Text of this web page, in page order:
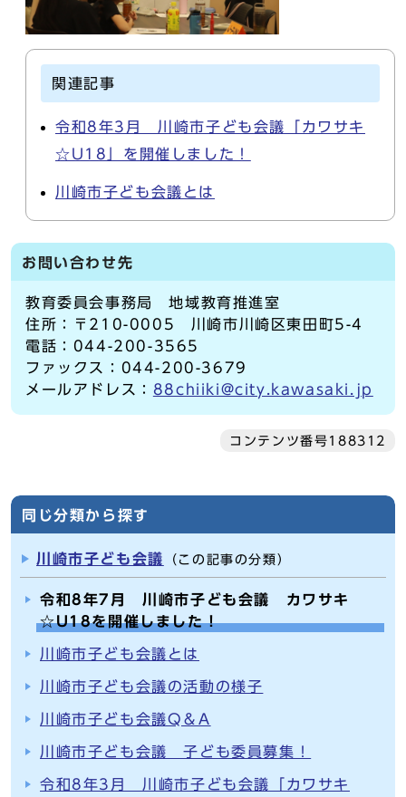
関連記事
令和8年3月 川崎市子ども会議「カワサキ
☆U18」を開催しました！
川崎市子ども会議とは
お問い合わせ先
教育委員会事務局 地域教育推進室
住所：〒210-0005 川崎市川崎区東田町5-4
電話：044-200-3565
ファックス：044-200-3679
メールアドレス： 88chiiki@city.kawasaki.jp
コンテンツ番号188312
同じ分類から探す
川崎市子ども会議 （この記事の分類）
令和8年7月 川崎市子ども会議 カワサキ
☆U18を開催しました！
川崎市子ども会議とは
川崎市子ども会議の活動の様子
川崎市子ども会議Q＆A
川崎市子ども会議 子ども委員募集！
令和8年3月 川崎市子ども会議「カワサキ